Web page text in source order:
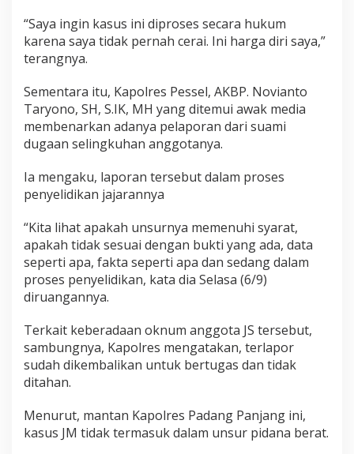
k
O
u
m
P
o
l
s
i
n
g
D
g
b
e
g
P
u
d
a
“Saya ingin kasus ini diproses secara hukum
karena saya tidak pernah cerai. Ini harga diri saya,”
terangnya.
Sementara itu, Kapolres Pessel, AKBP. Novianto
Taryono, SH, S.IK, MH yang ditemui awak media
membenarkan adanya pelaporan dari suami
dugaan selingkuhan anggotanya.
Ia mengaku, laporan tersebut dalam proses
penyelidikan jajarannya
“Kita lihat apakah unsurnya memenuhi syarat,
apakah tidak sesuai dengan bukti yang ada, data
seperti apa, fakta seperti apa dan sedang dalam
proses penyelidikan, kata dia Selasa (6/9)
diruangannya.
Terkait keberadaan oknum anggota JS tersebut,
sambungnya, Kapolres mengatakan, terlapor
sudah dikembalikan untuk bertugas dan tidak
ditahan.
Menurut, mantan Kapolres Padang Panjang ini,
kasus JM tidak termasuk dalam unsur pidana berat.